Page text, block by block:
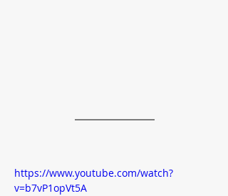
https://www.youtube.com/watch?
v=b7vP1opVt5A